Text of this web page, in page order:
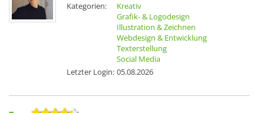
Kategorien:
Kreativ
Grafik- & Logodesign
Illustration & Zeichnen
Webdesign & Entwicklung
Texterstellung
Social Media
Letzter Login: 05.08.2026